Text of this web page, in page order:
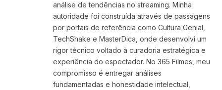
análise de tendências no streaming. Minha
autoridade foi construída através de passagens
por portais de referência como Cultura Genial,
TechShake e MasterDica, onde desenvolvi um
rigor técnico voltado à curadoria estratégica e
experiência do espectador. No 365 Filmes, meu
compromisso é entregar análises
fundamentadas e honestidade intelectual,